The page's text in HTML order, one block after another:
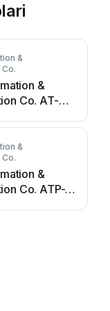
&
&
Co. AT-
&
&
Co. ATP-